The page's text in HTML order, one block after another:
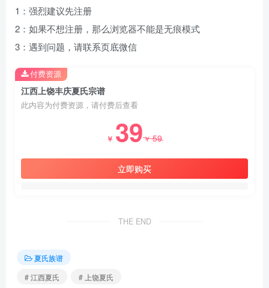
1：强烈建议先注册
2：如果不想注册，那么浏览器不能是无痕模式
3：遇到问题，请联系页底微信
江西上饶丰庆夏氏宗谱
此内容为付费资源，请付费后查看
￥ 39￥59
立即购买
付费资源
THE END
夏氏族谱
# 江西夏氏
# 上饶夏氏